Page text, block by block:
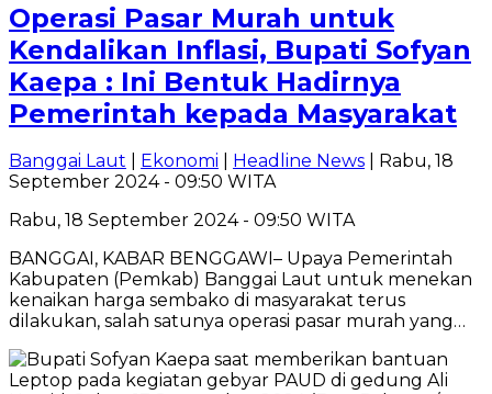
Operasi Pasar Murah untuk
Kendalikan Inflasi, Bupati Sofyan
Kaepa : Ini Bentuk Hadirnya
Pemerintah kepada Masyarakat
Banggai Laut Ekonomi Headline News | Rabu, 18
September 2024 - 09:50 WITA
Rabu, 18 September 2024 - 09:50 WITA
BANGGAI, KABAR BENGGAWI– Upaya Pemerintah
Kabupaten (Pemkab) Banggai Laut untuk menekan
kenaikan harga sembako di masyarakat terus
dilakukan, salah satunya operasi pasar murah yang…